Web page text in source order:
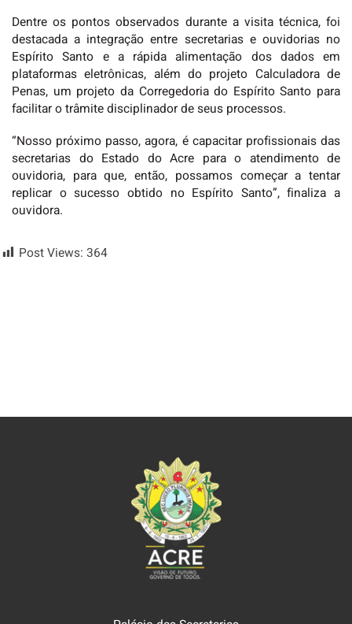
Dentre os pontos observados durante a visita técnica, foi
destacada a integração entre secretarias e ouvidorias no
Espírito Santo e a rápida alimentação dos dados em
plataformas eletrônicas, além do projeto Calculadora de
Penas, um projeto da Corregedoria do Espírito Santo para
facilitar o trâmite disciplinador de seus processos.
“Nosso próximo passo, agora, é capacitar profissionais das
secretarias do Estado do Acre para o atendimento de
ouvidoria, para que, então, possamos começar a tentar
replicar o sucesso obtido no Espírito Santo”, finaliza a
ouvidora.
Post Views: 364